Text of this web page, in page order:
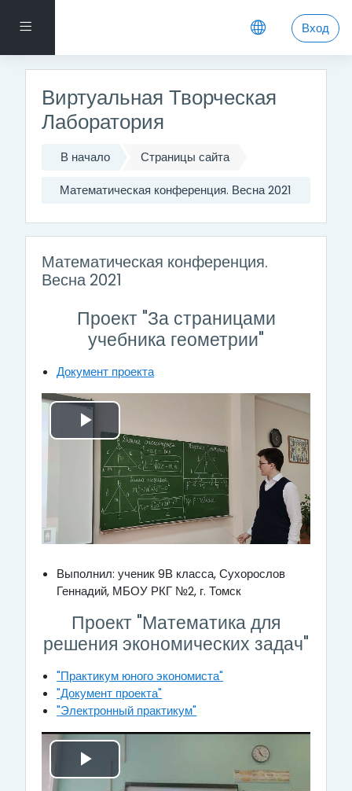
Боковая панель Вход
Виртуальная Творческая
Лаборатория
В начало
Страницы сайта
Математическая конференция. Весна 2021
Математическая конференция.
Весна 2021
Проект "За страницами
учебника геометрии"
Документ проекта
В
с
п
р
о
и
з
в
е
Выполнил: ученик 9В класса, Сухорослов
Геннадий, МБОУ РКГ №2, г. Томск
Проект "Математика для
решения экономических задач"
"Практикум юного экономиста"
"Документ проекта"
"Электронный практикум"
В